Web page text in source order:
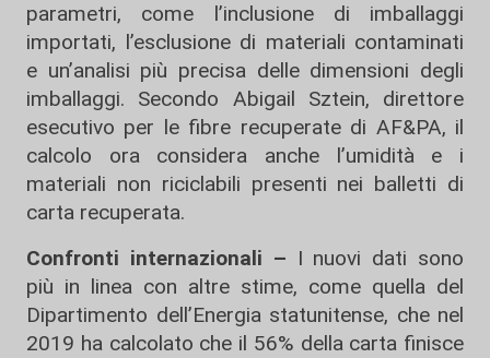
parametri, come l’inclusione di imballaggi
importati, l’esclusione di materiali contaminati
e un’analisi più precisa delle dimensioni degli
imballaggi. Secondo Abigail Sztein, direttore
esecutivo per le fibre recuperate di AF&PA, il
calcolo ora considera anche l’umidità e i
materiali non riciclabili presenti nei balletti di
carta recuperata.
Confronti internazionali – I nuovi dati sono
più in linea con altre stime, come quella del
Dipartimento dell’Energia statunitense, che nel
2019 ha calcolato che il 56% della carta finisce